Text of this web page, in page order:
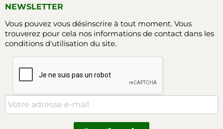
NEWSLETTER
Vous pouvez vous désinscrire à tout moment. Vous
trouverez pour cela nos informations de contact dans les
conditions d'utilisation du site.